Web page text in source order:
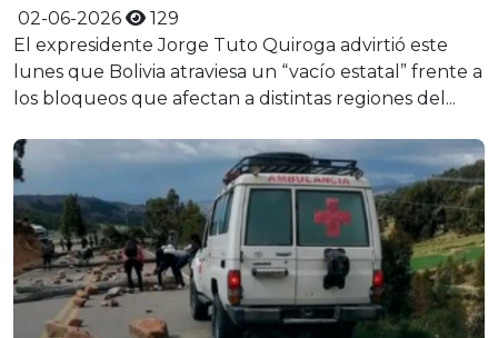
02-06-2026
129
El expresidente Jorge Tuto Quiroga advirtió este
lunes que Bolivia atraviesa un “vacío estatal” frente a
los bloqueos que afectan a distintas regiones del...